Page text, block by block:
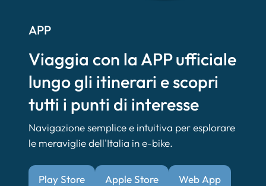
APP
Viaggia con la APP ufficiale
lungo gli itinerari e scopri
tutti i punti di interesse
Navigazione semplice e intuitiva per esplorare
le meraviglie dell'Italia in e-bike.
Play Store Apple Store Web App